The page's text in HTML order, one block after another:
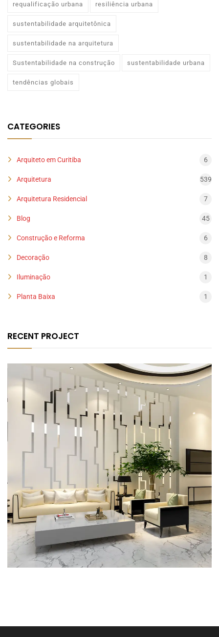
requalificação urbana resiliência urbana
sustentabilidade arquitetônica
sustentabilidade na arquitetura
Sustentabilidade na construção sustentabilidade urbana
tendências globais
CATEGORIES
Arquiteto em Curitiba 6
Arquitetura 539
Arquitetura Residencial 7
Blog 45
Construção e Reforma 6
Decoração 8
Iluminação 1
Planta Baixa 1
RECENT PROJECT